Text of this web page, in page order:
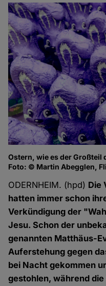
Ostern, wie es der Großteil
Foto: © Martin Abegglen,
ODERNHEIM. (hpd) Die
hatten immer schon
Verkündigung der
Jesu. Schon der
genannten Matthäus-
Auferstehung gegen
bei Nacht gekommen
gestohlen, während